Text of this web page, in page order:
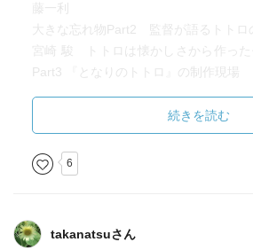
藤一利
大きな忘れ物Part2 監督が語るトトロ
宮崎 駿 トトロは懐かしさから作った
Part3 『となりのトトロ』の制作現場
男鹿和雄 「ここまでやったのは、初
修業になりました」
[原画]
二木真希子 「やってる時はいつも、
[仕上]
保田道世 「優しくて透明感のある色
続きを読む
6
takanatsuさん